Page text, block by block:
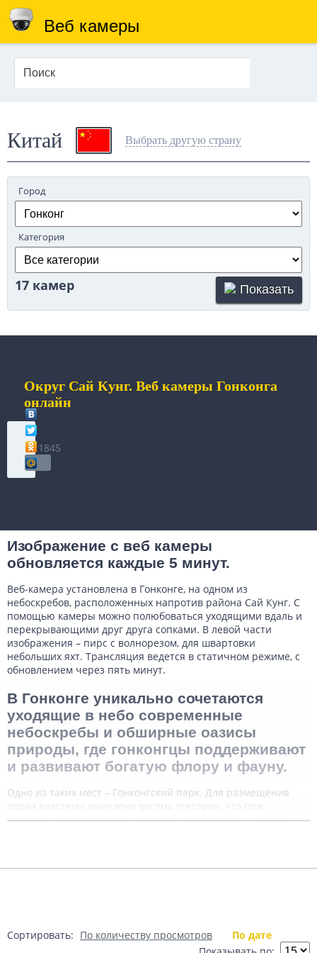
Веб камеры
Китай Выбрать другую страну
Город
Категория
17 камер Показать
Округ Сай Кунг. Веб камеры Гонконга
онлайн
1845
Изображение с веб камеры
обновляется каждые 5 минут.
Веб-камера установлена в Гонконге, на одном из
небоскребов, расположенных напротив района Сай Кунг. С
помощью камеры можно полюбоваться уходящими вдаль и
перекрывающими друг друга сопками. В левой части
изображения – пирс с волнорезом, для швартовки
небольших яхт. Трансляция ведется в статичном режиме, с
обновлением через пять минут.
В Гонконге уникально сочетаются
уходящие в небо современные
небоскребы и обширные оазисы
природы, где гонконгцы поддерживают
и развивают богатую флору и фауну.
Одно из таких мест – Гонконгский парк. Для размещения
компактности и уплотненности объектов города – просто
губернатора колонии.
Сортировать: По количеству просмотров
По дате